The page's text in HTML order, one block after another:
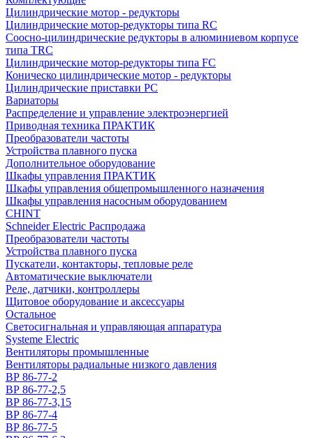
Цилиндрические мотор - редукторы
Цилиндрические мотор-редукторы типа RC
Соосно-цилиндрические редукторы в алюминиевом корпусе
типа TRC
Цилиндрические мотор-редукторы типа FC
Коническо цилиндрические мотор - редукторы
Цилиндрические приставки PC
Вариаторы
Распределение и управление электроэнергией
Приводная техника ПРАКТИК
Преобразователи частоты
Устройства плавного пуска
Дополнительное оборудование
Шкафы управления ПРАКТИК
Шкафы управления общепромышленного назначения
Шкафы управления насосным оборудованием
CHINT
Schneider Electric Распродажа
Преобразователи частоты
Устройства плавного пуска
Пускатели, контакторы, тепловые реле
Автоматические выключатели
Реле, датчики, контроллеры
Щитовое оборудование и аксессуары
Остальное
Светосигнальная и управляющая аппаратура
Systeme Electric
Вентиляторы промышленные
Вентиляторы радиальные низкого давления
ВР 86-77-2
ВР 86-77-2,5
ВР 86-77-3,15
ВР 86-77-4
ВР 86-77-5